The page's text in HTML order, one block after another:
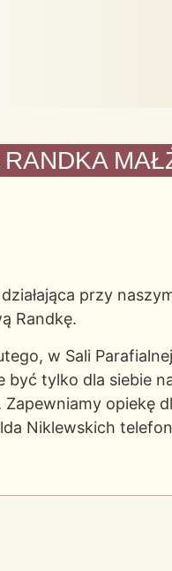
przy
Randkę.
w Sali
być tylko dla siebie
opiekę
Niklewskich